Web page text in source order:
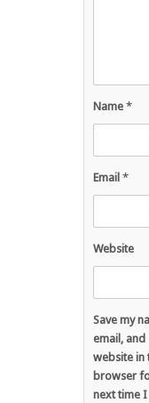
Name *
Email *
Website
Save my
email, and
website in
browser
next time I